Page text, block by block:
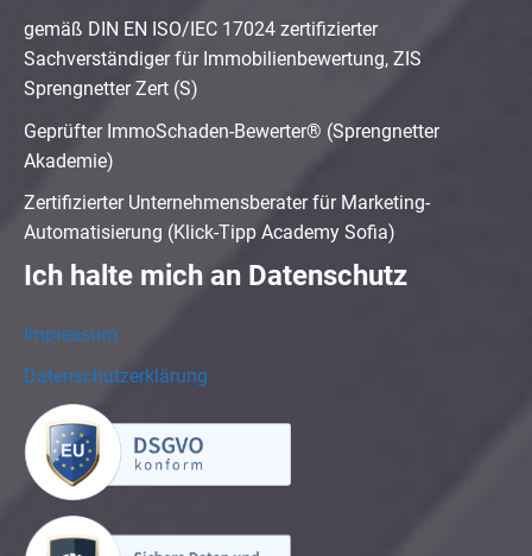
gemäß DIN EN ISO/IEC 17024 zertifizierter
Sachverständiger für Immobilienbewertung, ZIS
Sprengnetter Zert (S)
Geprüfter ImmoSchaden-Bewerter® (Sprengnetter
Akademie)
Zertifizierter Unternehmensberater für Marketing-
Automatisierung (Klick-Tipp Academy Sofia)
Ich halte mich an Datenschutz
Impressum
Datenschutzerklärung